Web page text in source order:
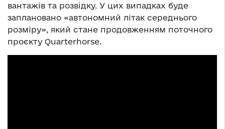
вантажів та розвідку. У цих випадках буде
заплановано «автономний літак середнього
розміру», який стане продовженням поточного
проєкту Quarterhorse.